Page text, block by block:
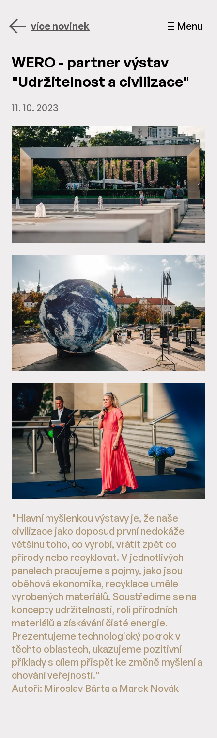
Menu
více novinek
WERO - partner výstav
"Udržitelnost a civilizace"
11. 10. 2023
"Hlavní myšlenkou výstavy je, že naše
civilizace jako doposud první nedokáže
většinu toho, co vyrobí, vrátit zpět do
přírody nebo recyklovat. V jednotlivých
panelech pracujeme s pojmy, jako jsou
oběhová ekonomika, recyklace uměle
vyrobených materiálů. Soustředíme se na
koncepty udržitelnosti, roli přírodních
materiálů a získávání čisté energie.
Prezentujeme technologický pokrok v
těchto oblastech, ukazujeme pozitivní
příklady s cílem přispět ke změně myšlení a
chování veřejnosti."
Autoři: Miroslav Bárta a Marek Novák